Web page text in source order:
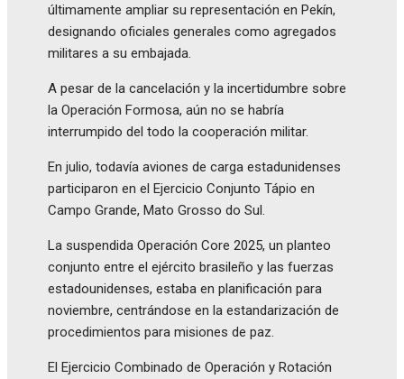
últimamente ampliar su representación en Pekín,
designando oficiales generales como agregados
militares a su embajada.
A pesar de la cancelación y la incertidumbre sobre
la Operación Formosa, aún no se habría
interrumpido del todo la cooperación militar.
En julio, todavía aviones de carga estadunidenses
participaron en el Ejercicio Conjunto Tápio en
Campo Grande, Mato Grosso do Sul.
La suspendida Operación Core 2025, un planteo
conjunto entre el ejército brasileño y las fuerzas
estadounidenses, estaba en planificación para
noviembre, centrándose en la estandarización de
procedimientos para misiones de paz.
El Ejercicio Combinado de Operación y Rotación